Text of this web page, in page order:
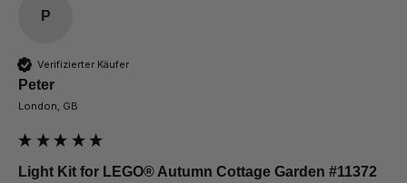
P
Verifizierter Käufer
Peter
London, GB
Light Kit for LEGO® Autumn Cottage Garden #11372